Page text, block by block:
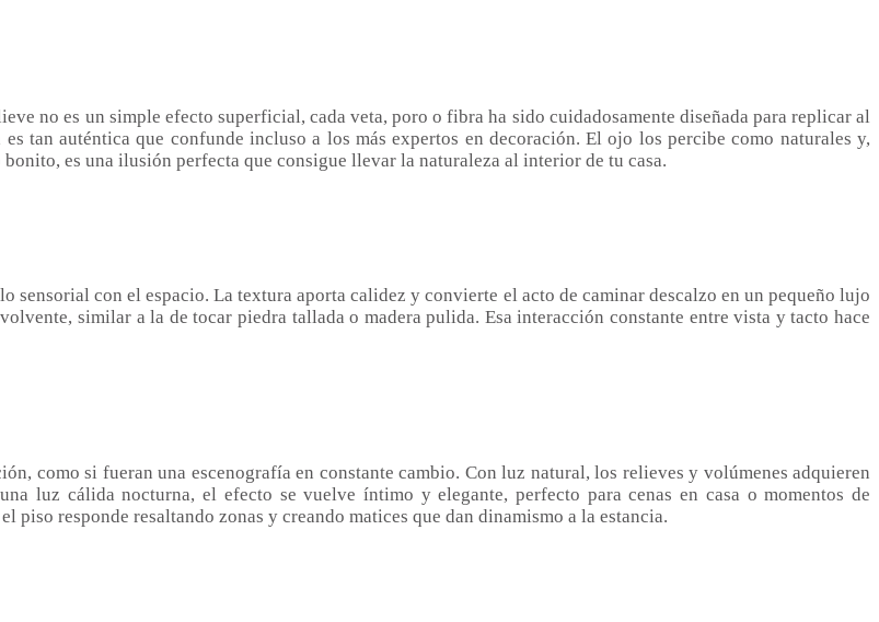
no es un simple efecto superficial, cada veta, poro o fibra ha sido cuidadosamente diseñada para replicar al
tan auténtica que confunde incluso a los más expertos en decoración. El ojo los percibe como naturales y,
es una ilusión perfecta que consigue llevar la naturaleza al interior de tu casa.
sensorial con el espacio. La textura aporta calidez y convierte el acto de caminar descalzo en un pequeño lujo
similar a la de tocar piedra tallada o madera pulida. Esa interacción constante entre vista y tacto hace
como si fueran una escenografía en constante cambio. Con luz natural, los relieves y volúmenes adquieren
luz cálida nocturna, el efecto se vuelve íntimo y elegante, perfecto para cenas en casa o momentos de
responde resaltando zonas y creando matices que dan dinamismo a la estancia.